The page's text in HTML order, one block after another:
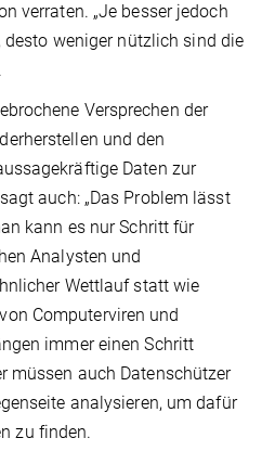
verraten. „Je besser jedoch
weniger nützlich sind die
Versprechen der
und den
Daten zur
auch: „Das Problem lässt
kann es nur Schritt für
Analysten und
Wettlauf statt wie
Computerviren und
immer einen Schritt
müssen auch Datenschützer
analysieren, um dafür
zu finden.